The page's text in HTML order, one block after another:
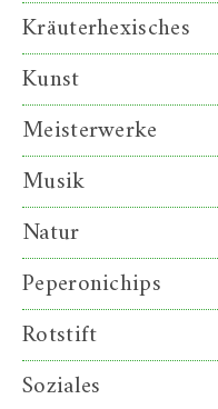
Kräuterhexisches
Kunst
Meisterwerke
Musik
Natur
Peperonichips
Rotstift
Soziales